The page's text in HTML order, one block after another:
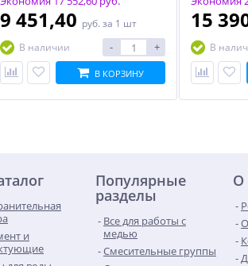
9 451,40 руб. за 1 шт
В наличии
- +
В КОРЗИНУ
15
В
и
Популярные
разделы
Все для работы с
медью
Смесительные группы
О